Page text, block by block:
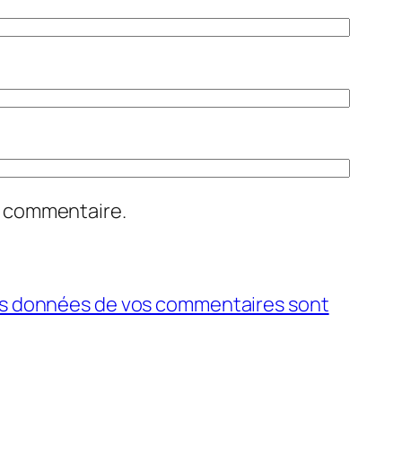
données de vos commentaires sont